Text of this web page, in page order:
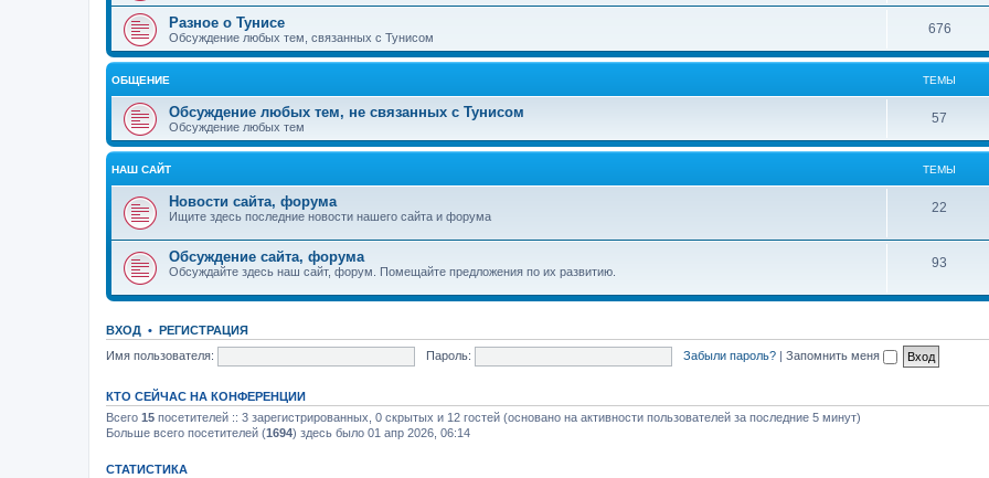
Разное о Тунисе
Обсуждение любых тем, связанных с Тунисом
676
ОБЩЕНИЕ ТЕМЫ
Обсуждение любых тем, не связанных с Тунисом
Обсуждение любых тем
57
НАШ САЙТ ТЕМЫ
Новости сайта, форума
Ищите здесь последние новости нашего сайта и форума
22
Обсуждение сайта, форума
Обсуждайте здесь наш сайт, форум. Помещайте предложения по их развитию.
93
ВХОД • РЕГИСТРАЦИЯ
Имя пользователя:
Пароль: Забыли пароль? | Запомнить меня
КТО СЕЙЧАС НА КОНФЕРЕНЦИИ
Всего 15 посетителей :: 3 зарегистрированных, 0 скрытых и 12 гостей (основано на активности пользователей за последние 5 минут)
Больше всего посетителей (1694) здесь было 01 апр 2026, 06:14
СТАТИСТИКА